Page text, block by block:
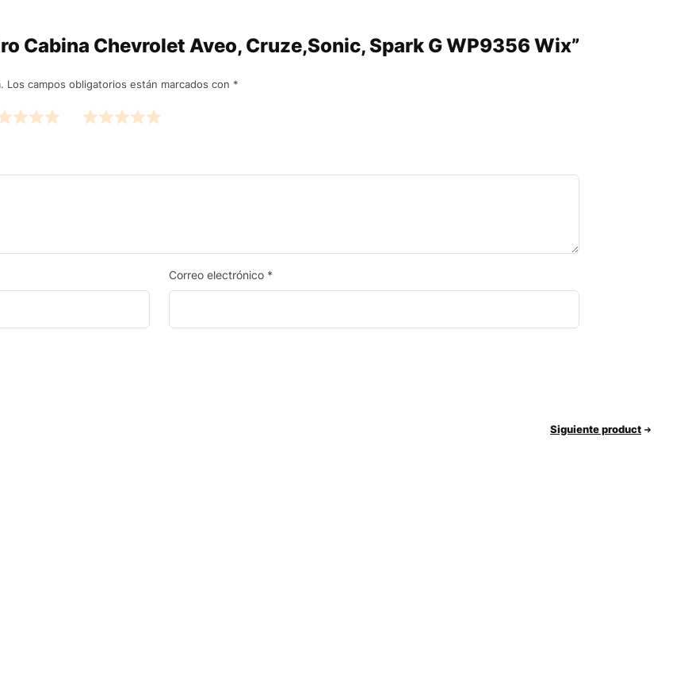
Cabina Chevrolet Aveo, Cruze,Sonic, Spark G WP9356 Wix”
Los campos obligatorios están marcados con *
Correo electrónico *
Siguiente product